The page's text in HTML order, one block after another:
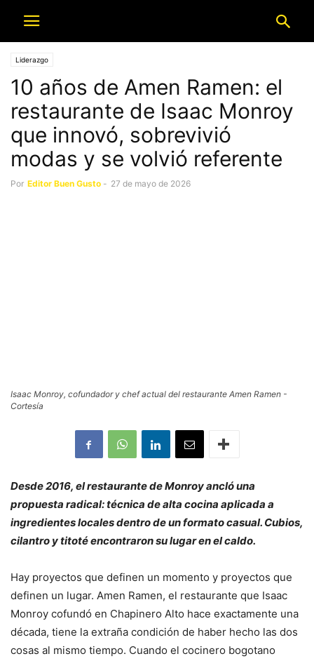
Liderazgo
10 años de Amen Ramen: el
restaurante de Isaac Monroy
que innovó, sobrevivió
modas y se volvió referente
Por Editor Buen Gusto - 27 de mayo de 2026
Isaac Monroy, cofundador y chef actual del restaurante Amen Ramen -
Cortesía
Desde 2016, el restaurante de Monroy ancló una
propuesta radical: técnica de alta cocina aplicada a
ingredientes locales dentro de un formato casual. Cubios,
cilantro y titoté encontraron su lugar en el caldo.
Hay proyectos que definen un momento y proyectos que
definen un lugar. Amen Ramen, el restaurante que Isaac
Monroy cofundó en Chapinero Alto hace exactamente una
década, tiene la extraña condición de haber hecho las dos
cosas al mismo tiempo. Cuando el cocinero bogotano